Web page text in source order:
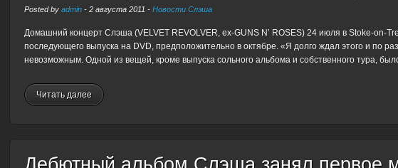
Posted byadmin -2 августа 2011 -Новости Слэша
Домашний концерт Слэша (VELVET REVOLVER, ex-GUNS N’ ROSES) 24 июля в Stoke-on-
последующего выпуска на DVD, предположительно в октябре. «Я долго ждал этого и по
невозможным. Одной из вещей, кроме выпуска сольного альбома и собственного тура,
Читать далее